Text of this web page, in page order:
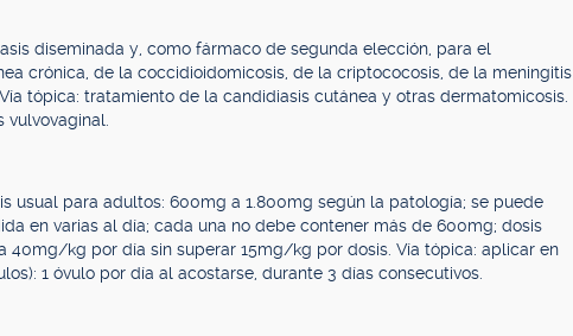
diseminada y, como fármaco de segunda elección, para el
crónica, de la coccidioidomicosis, de la criptococosis, de la meningitis
tópica: tratamiento de la candidiasis cutánea y otras dermatomicosis.
usual para adultos: 600mg a 1.800mg según la patología; se puede
en varias al día; cada una no debe contener más de 600mg; dosis
40mg/kg por día sin superar 15mg/kg por dosis. Vía tópica: aplicar en
1 óvulo por día al acostarse, durante 3 días consecutivos.